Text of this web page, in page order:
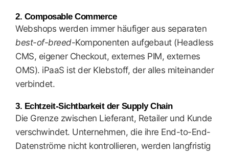
2. Composable Commerce
Webshops werden immer häufiger aus separaten
best-of-breed-Komponenten aufgebaut (Headless
CMS, eigener Checkout, externes PIM, externes
OMS). iPaaS ist der Klebstoff, der alles miteinander
verbindet.
3. Echtzeit-Sichtbarkeit der Supply Chain
Die Grenze zwischen Lieferant, Retailer und Kunde
verschwindet. Unternehmen, die ihre End-to-End-
Datenströme nicht kontrollieren, werden langfristig